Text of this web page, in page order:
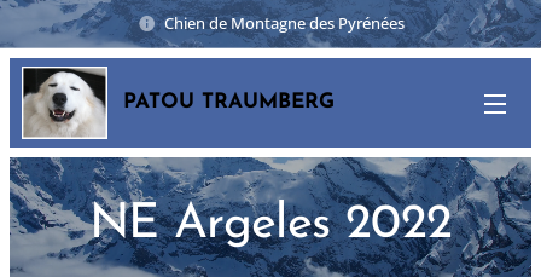
Chien de Montagne des Pyrénées
PATOU TRAUMBERG
NE Argeles 2022